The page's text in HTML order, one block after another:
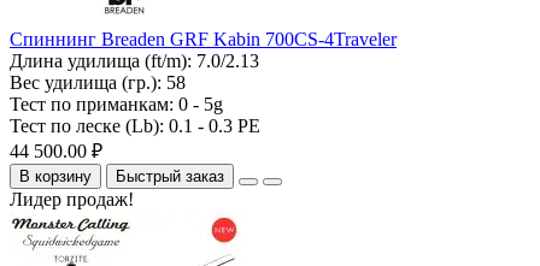
Спиннинг Breaden GRF Kabin 700CS-4Traveler
Длина удилища (ft/m): 7.0/2.13
Вес удилища (гр.): 58
Тест по приманкам: 0 - 5g
Тест по леске (Lb): 0.1 - 0.3 PE
44 500.00 ₽
В корзину Быстрый заказ
Лидер продаж!